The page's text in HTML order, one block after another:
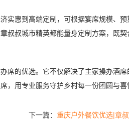
惠到高端定制，可根据宴席规模、
叔城市精英都能量身定制方案，既契
的优选。它不仅解决了主家操办酒
，用专业服务守护乡村每一份团圆与喜
下一篇： 重庆户外餐饮优选|章